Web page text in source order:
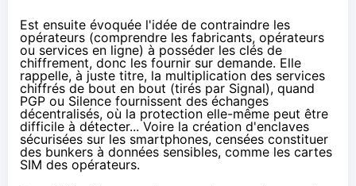
Est ensuite évoquée l'idée de contraindre les
opérateurs (comprendre les fabricants, opérateurs
ou services en ligne) à posséder les clés de
chiffrement, donc les fournir sur demande. Elle
rappelle, à juste titre, la multiplication des services
chiffrés de bout en bout (tirés par Signal), quand
PGP ou Silence fournissent des échanges
décentralisés, où la protection elle-même peut être
difficile à détecter... Voire la création d'enclaves
sécurisées sur les smartphones, censées constituer
des bunkers à données sensibles, comme les cartes
SIM des opérateurs.